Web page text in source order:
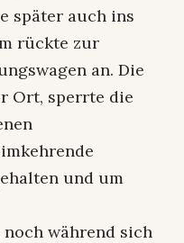
später auch ins
rückte zur
an. Die
Ort, sperrte die
und um
während sich